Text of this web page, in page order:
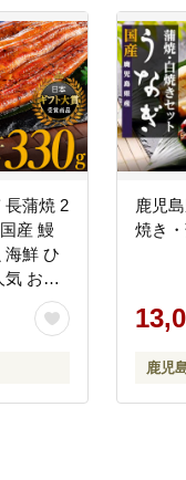
長蒲焼 2
産 鰻
おす
鹿児
焼き
鹿児